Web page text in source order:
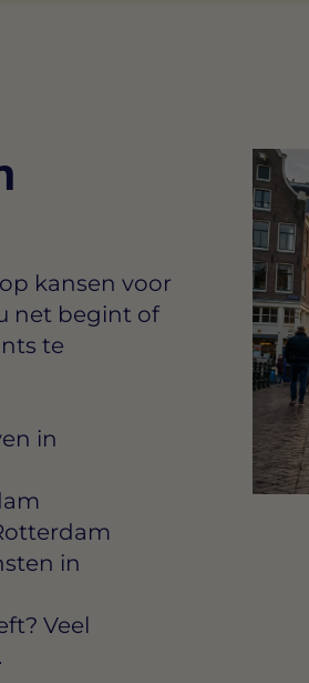
kansen voor
net begint of
te
in
in
Veel